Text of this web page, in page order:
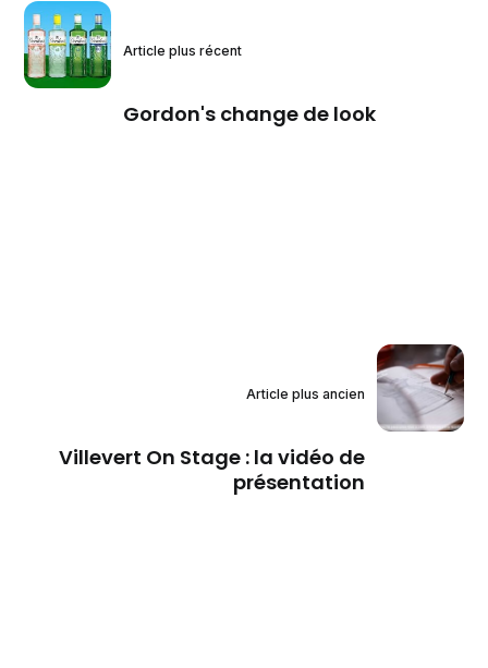
Article plus récent
Gordon's change de look
Article plus ancien
Villevert On Stage : la vidéo de
présentation